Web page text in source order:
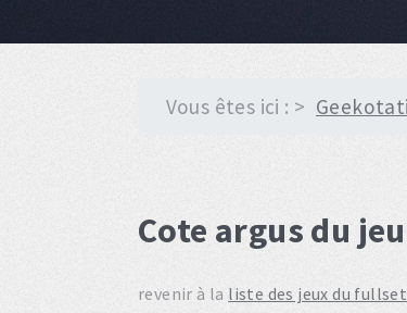
Vous êtes ici :
Cote argus du
revenir à la liste des jeux du fullset